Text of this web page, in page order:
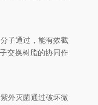
子通过，能有效截
交换树脂的协同作
外灭菌通过破坏微